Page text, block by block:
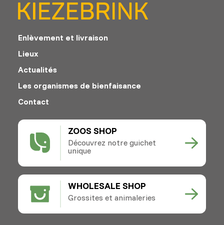
ZOOS SHOP
Découvrez notre guichet
unique
WHOLESALE SHOP
Grossites et animaleries
Enlèvement et livraison
Lieux
Actualités
Les organismes de bienfaisance
Contact